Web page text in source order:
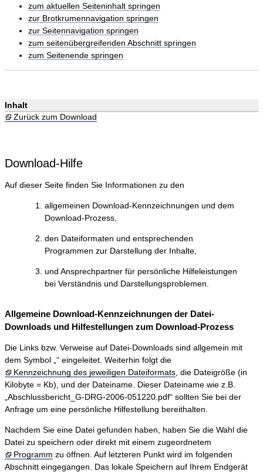
zum aktuellen Seiteninhalt springen
zur Brotkrumennavigation springen
zur Seitennavigation springen
zum seitenübergreifenden Abschnitt springen
zum Seitenende springen
Inhalt
Zurück zum Download
Download-Hilfe
Auf dieser Seite finden Sie Informationen zu den
allgemeinen Download-Kennzeichnungen und dem
Download-Prozess,
den Dateiformaten und entsprechenden
Programmen zur Darstellung der Inhalte,
und Ansprechpartner für persönliche Hilfeleistungen
bei Verständnis und Darstellungsproblemen.
Allgemeine Download-Kennzeichnungen der Datei-
Downloads und Hilfestellungen zum Download-Prozess
Die Links bzw. Verweise auf Datei-Downloads sind allgemein mit
dem Symbol „“ eingeleitet. Weiterhin folgt die
Kennzeichnung des jeweiligen Dateiformats , die Dateigröße (in
Kilobyte = Kb), und der Dateiname. Dieser Dateiname wie z.B.
„Abschlussbericht_G-DRG-2006-051220.pdf“ sollten Sie bei der
Anfrage um eine persönliche Hilfestellung bereithalten.
Nachdem Sie eine Datei gefunden haben, haben Sie die Wahl die
Datei zu speichern oder direkt mit einem zugeordnetem
Programm zu öffnen. Auf letzteren Punkt wird im folgenden
Abschnitt eingegangen. Das lokale Speichern auf Ihrem Endgerät